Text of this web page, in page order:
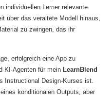
individuellen Lerner relevante
über das veraltete Modell hinaus,
zu zwingen, das ihr
erfolgreich eine App zu
KI-Agenten für mein LearnBlend
Instructional Design-Kurses ist.
konditionalen Outputs, aber